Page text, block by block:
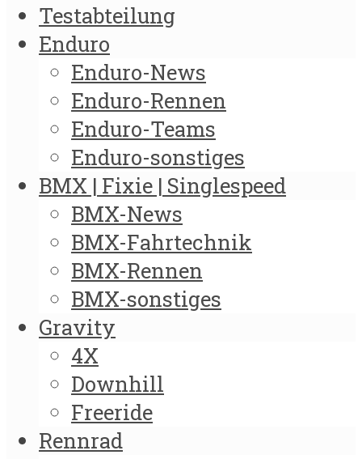
Testabteilung
Enduro
Enduro-News
Enduro-Rennen
Enduro-Teams
Enduro-sonstiges
BMX | Fixie | Singlespeed
BMX-News
BMX-Fahrtechnik
BMX-Rennen
BMX-sonstiges
Gravity
4X
Downhill
Freeride
Rennrad